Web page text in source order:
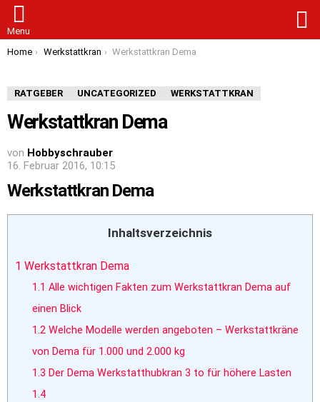
Menu
You are here:
Home Werkstattkran Werkstattkran Dema
RATGEBER UNCATEGORIZED WERKSTATTKRAN
Werkstattkran Dema
von Hobbyschrauber
16. Februar 2016, 10:15
Werkstattkran Dema
Inhaltsverzeichnis
1 Werkstattkran Dema
1.1 Alle wichtigen Fakten zum Werkstattkran Dema auf
einen Blick
1.2Welche Modelle werden angeboten – Werkstattkräne
von Dema für 1.000 und 2.000 kg
1.3 Der Dema Werkstatthubkran 3 to für höhere Lasten
1.4